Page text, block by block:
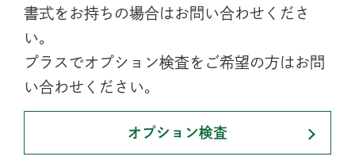
書式をお持ちの場合はお問い合わせくださ
い。
プラスでオプション検査をご希望の方はお問
い合わせください。
オプション検査